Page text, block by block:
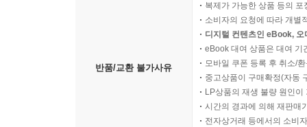
반품/교환 불가사유
복제가 가능한 상품 등의
소비자의 요청에 따라 개별
디지털 컨텐츠인 eBook,
eBook 대여 상품은 대여 기
모바일 쿠폰 등록 후 취소/
중고상품이 구매확정(자동
LP상품의 재생 불량 원인
시간의 경과에 의해 재판매
전자상거래 등에서의 소비